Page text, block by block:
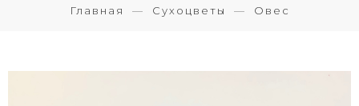
Главная Сухоцветы Овес